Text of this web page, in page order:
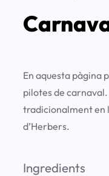
En aquesta pàgina
pilotes de carnaval.
tradicionalment en
d’Herbers.
Ingredients